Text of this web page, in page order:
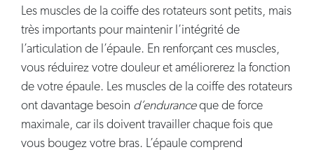
Les muscles de la coiffe des rotateurs sont petits, mais
très importants pour maintenir l’intégrité de
l’articulation de l’épaule. En renforçant ces muscles,
vous réduirez votre douleur et améliorerez la fonction
de votre épaule. Les muscles de la coiffe des rotateurs
ont davantage besoin d’enduranceque de force
maximale, car ils doivent travailler chaque fois que
vous bougez votre bras. L’épaule comprend